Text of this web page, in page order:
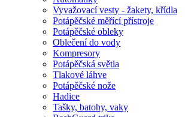
Vyvažovací vesty - žakety, křídla
Potápěčské měřící přístroje
Potápěčské obleky
Oblečení do vody
Kompresory
Potápěčská světla
Tlakové láhve
Potápěčské nože
Hadice
Tašky, batohy, vaky